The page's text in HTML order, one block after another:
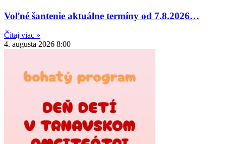
Voľné šantenie aktuálne termíny od 7.8.2026…
Čítaj viac »
4. augusta 2026 8:00